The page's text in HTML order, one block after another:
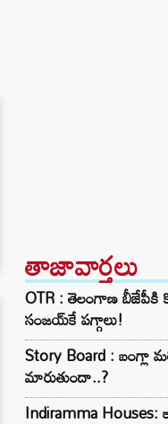
తాజావార్తలు
OTR : తెలంగాణ బీజేపీకి
సంజయ్‌కే పగ్గాలు!
Story Board :
మారుతుందా..?
Indiramma Houses: